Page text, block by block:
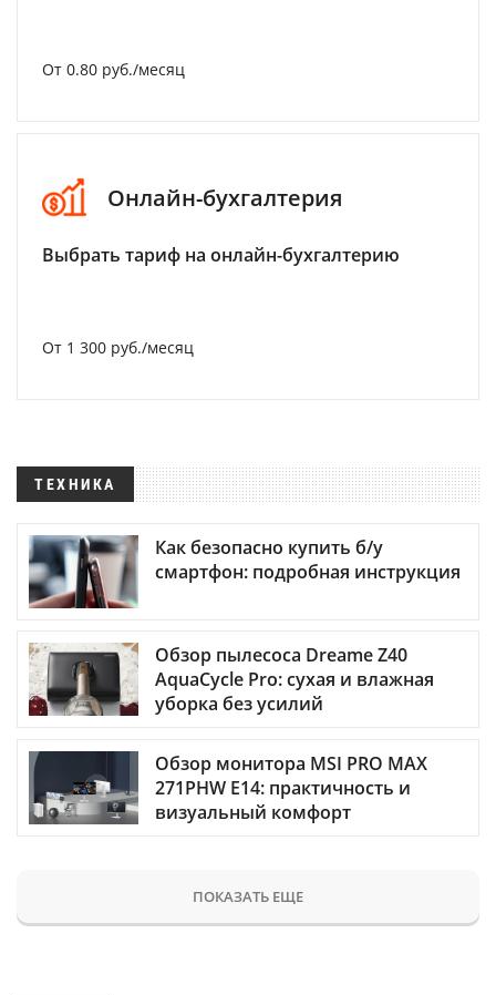
От 0.80 руб./месяц
Онлайн-бухгалтерия
Выбрать тариф на онлайн-бухгалтерию
От 1 300 руб./месяц
ТЕХНИКА
Как безопасно купить б/у
смартфон: подробная инструкция
Обзор пылесоса Dreame Z40
AquaCycle Pro: сухая и влажная
уборка без усилий
Обзор монитора MSI PRO MAX
271PHW E14: практичность и
визуальный комфорт
ПОКАЗАТЬ ЕЩЕ